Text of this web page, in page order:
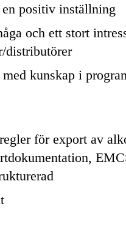
positiv inställning
och ett stort
distributörer
kunskap i
för export av